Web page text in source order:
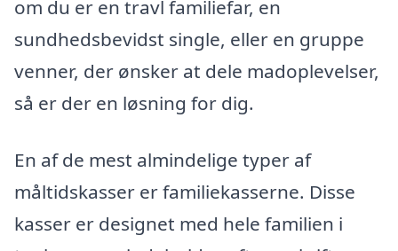
om du er en travl familiefar, en
sundhedsbevidst single, eller en gruppe
venner, der ønsker at dele madoplevelser,
så er der en løsning for dig.
En af de mest almindelige typer af
måltidskasser er familiekasserne. Disse
kasser er designet med hele familien i